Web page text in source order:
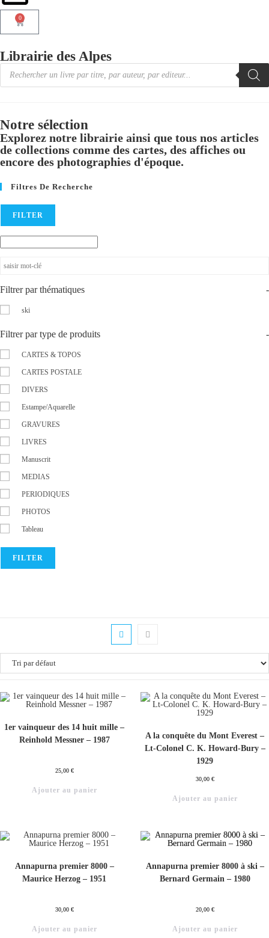
0
Librairie des Alpes
Notre sélection
Explorez notre librairie ainsi que tous nos articles
de collections comme des cartes, des affiches ou
encore des photographies d'époque.
Filtres De Recherche
FILTER
Filtrer par thématiques -
ski
Filtrer par type de produits -
CARTES & TOPOS
CARTES POSTALE
DIVERS
Estampe/Aquarelle
GRAVURES
LIVRES
Manuscrit
MEDIAS
PERIODIQUES
PHOTOS
Tableau
FILTER
1er vainqueur des 14 huit mille –
Reinhold Messner – 1987
25,00 €
Ajouter au panier
A la conquête du Mont Everest –
Lt-Colonel C. K. Howard-Bury –
1929
30,00 €
Ajouter au panier
Annapurna premier 8000 –
Maurice Herzog – 1951
30,00 €
Ajouter au panier
Annapurna premier 8000 à ski –
Bernard Germain – 1980
20,00 €
Ajouter au panier